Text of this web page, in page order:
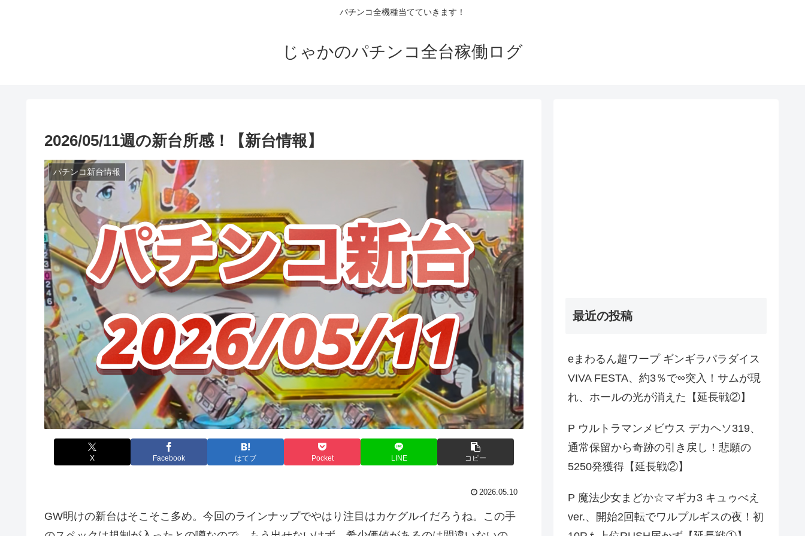
パチンコ全機種当てていきます！
じゃかのパチンコ全台稼働ログ
2026/05/11週の新台所感！【新台情報】
パチンコ新台情報
X Facebook はてブ Pocket LINE コピー
2026.05.10
GW明けの新台はそこそこ多め。今回のラインナップでやはり注目はカケグルイだろうね。この手
最近の投稿
eまわるん超ワープ ギンギラパラダイス
VIVA FESTA、約3％で∞突入！サムが現
れ、ホールの光が消えた【延長戦②】
P ウルトラマンメビウス デカヘソ319、
通常保留から奇跡の引き戻し！悲願の
5250発獲得【延長戦②】
P 魔法少女まどか☆マギカ3 キュゥべえ
ver.、開始2回転でワルプルギスの夜！初